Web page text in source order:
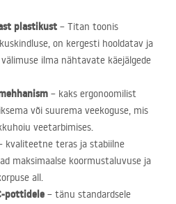
plastikust – Titan toonis
on kergesti hooldatav ja
ilma nähtavate käejälgede
– kaks ergonoomilist
või suurema veekoguse, mis
veetarbimises.
kvaliteetne teras ja stabiilne
maksimaalse koormustaluvuse ja
all.
pottidele – tänu standardsele